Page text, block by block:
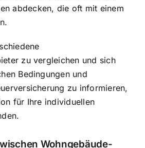
abdecken, die oft mit einem
zu vergleichen und sich
Bedingungen und
zu informieren,
für Ihre individuellen
Wohngebäude-